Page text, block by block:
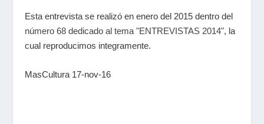
Esta entrevista se realizó en enero del 2015 dentro del
número 68 dedicado al tema "ENTREVISTAS 2014", la
cual reproducimos integramente.
MasCultura 17-nov-16